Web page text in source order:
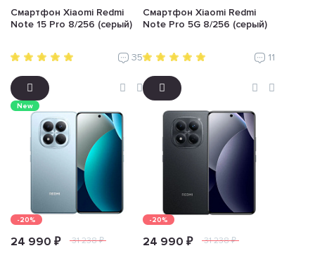
Смартфон Xiaomi Redmi
Note 15 Pro 8/256 (серый)
35
Смартфон Xiaomi Redmi
Note Pro 5G 8/256 (серый)
11
New
-20%
24 990 ₽ 31 238 ₽
-20%
24 990 ₽ 31 238 ₽